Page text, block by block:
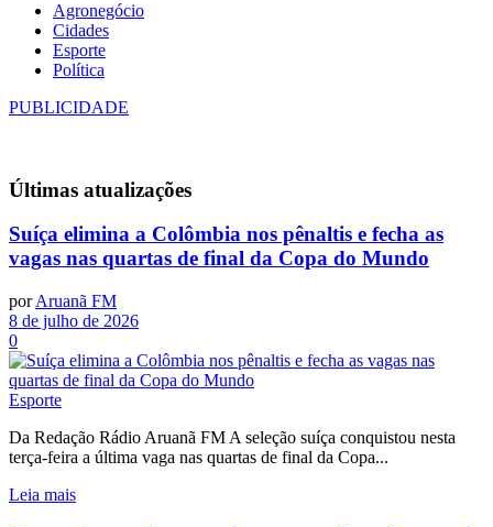
Agronegócio
Cidades
Esporte
Política
PUBLICIDADE
Últimas atualizações
Suíça elimina a Colômbia nos pênaltis e fecha as
vagas nas quartas de final da Copa do Mundo
por Aruanã FM
8 de julho de 2026
0
Esporte
Da Redação Rádio Aruanã FM A seleção suíça conquistou nesta
terça-feira a última vaga nas quartas de final da Copa...
Leia mais